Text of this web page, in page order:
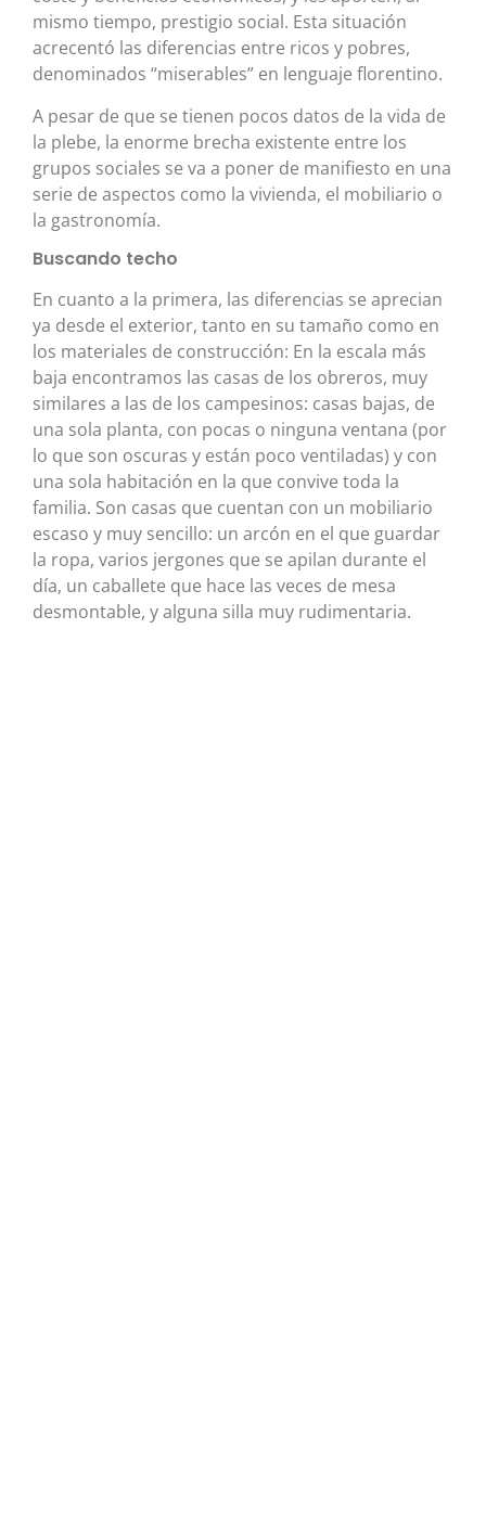
mismo tiempo, prestigio social. Esta situación
acrecentó las diferencias entre ricos y pobres,
denominados “miserables” en lenguaje florentino.
A pesar de que se tienen pocos datos de la vida de
la plebe, la enorme brecha existente entre los
grupos sociales se va a poner de manifiesto en una
serie de aspectos como la vivienda, el mobiliario o
la gastronomía.
Buscando techo
En cuanto a la primera, las diferencias se aprecian
ya desde el exterior, tanto en su tamaño como en
los materiales de construcción: En la escala más
baja encontramos las casas de los obreros, muy
similares a las de los campesinos: casas bajas, de
una sola planta, con pocas o ninguna ventana (por
lo que son oscuras y están poco ventiladas) y con
una sola habitación en la que convive toda la
familia. Son casas que cuentan con un mobiliario
escaso y muy sencillo: un arcón en el que guardar
la ropa, varios jergones que se apilan durante el
día, un caballete que hace las veces de mesa
desmontable, y alguna silla muy rudimentaria.